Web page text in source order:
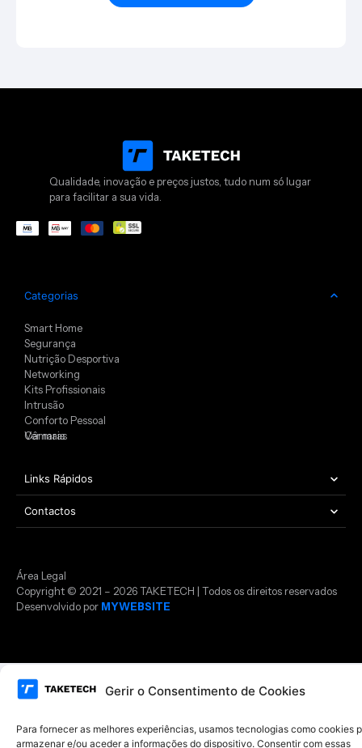
Gerir o Consentimento de Cookies
Para fornecer as melhores experiências, usamos tecnologias como cookies
armazenar e/ou aceder a informações do dispositivo. Consentir com essas
Qualidade, inovação e preços justos, tudo num só lugar
para facilitar a sua vida.
Categorias
Smart Home
Segurança
Nutrição Desportiva
Networking
Kits Profissionais
Intrusão
Conforto Pessoal
Câmaras
Ver mais
Links Rápidos
Contactos
Copyright © 2021 – 2026 TAKETECH | Todos os direitos reservados
Desenvolvido por MYWEBSITE
Área Legal